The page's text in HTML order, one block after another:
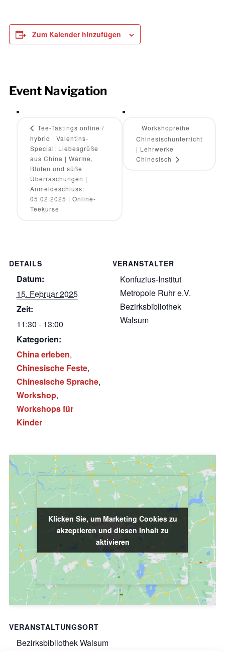
Zum Kalender hinzufügen
DETAILS
Datum:
15. Februar 2025
Zeit:
11:30 - 13:00
Kategorien:
China erleben,
Chinesische Feste,
Chinesische Sprache,
Workshop,
Workshops für
Kinder
VERANSTALTER
Konfuzius-Institut
Metropole Ruhr e.V.
Bezirksbibliothek
Walsum
VERANSTALTUNGSORT
Bezirksbibliothek Walsum
Klicken Sie, um Marketing Cookies zu
akzeptieren und diesen Inhalt zu
aktivieren
Klicken Sie, um Marketing Cookies zu
akzeptieren und diesen Inhalt zu
aktivieren
Event Navigation
Tee-Tastings online /
hybrid | Valentins-
Special: Liebesgrüße
aus China | Wärme,
Blüten und süße
Überraschungen |
Anmeldeschluss:
05.02.2025 | Online-
Teekurse
Workshopreihe
Chinesischunterricht
| Lehrwerke
Chinesisch